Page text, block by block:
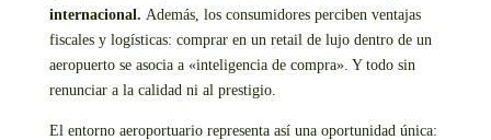
internacional. Además, los consumidores perciben ventajas
fiscales y logísticas: comprar en un retail de lujo dentro de un
aeropuerto se asocia a «inteligencia de compra». Y todo sin
renunciar a la calidad ni al prestigio.
El entorno aeroportuario representa así una oportunidad única: